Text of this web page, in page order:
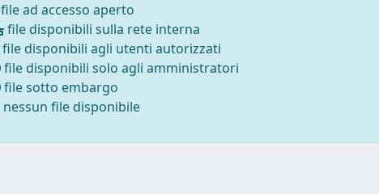
file ad accesso aperto
file disponibili sulla rete interna
file disponibili agli utenti autorizzati
file disponibili solo agli amministratori
file sotto embargo
nessun file disponibile